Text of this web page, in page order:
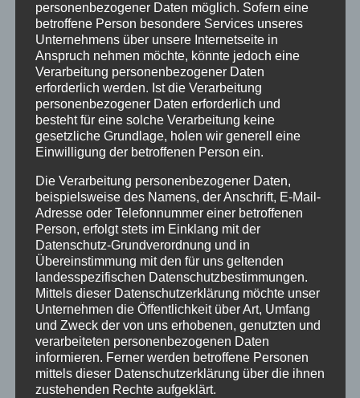
Heute, vor 80 Jahren, am 6.9.1942, wurden die
letzten jüdischen Eschweger in das KZ
Theresienstadt deportiert. Gestern Abend
kamen junge und alte Eschweger Bürger und
Bürgerinnen vor der ehemaligen Synagoge,
der heutigen Neuapostolischen Kirche,
zusammen, um an die jüdischen Vertriebenen
und Ermordeten zu erinnern. Jugendliche der
Anne-Frank-Schule und der Evang.
Stadtkirchengemeinde lasen
Zeitzeugenberichte. Bürgermeister Alexander
Heppe richtete eindringliche Worte an alle,
heute Verantwortung für Freiheit und
Achtung der Menschenwürde zu übernehmen
und jeder Form von Antisemitismus und
Judenhass entgegenzutreten. Zum Abschluss
gingen die Teilnehmenden zum Bahnhof, von
wo die jüdischen Frauen und Männer
abtransportiert wurden und legten an dem
Koffer-Mahnmal Steine mit den Namen der
personenbezogener Daten möglich. Sofern eine
betroffene Person besondere Services unseres
Unternehmens über unsere Internetseite in
Anspruch nehmen möchte, könnte jedoch eine
Verarbeitung personenbezogener Daten
erforderlich werden. Ist die Verarbeitung
personenbezogener Daten erforderlich und
besteht für eine solche Verarbeitung keine
gesetzliche Grundlage, holen wir generell eine
Einwilligung der betroffenen Person ein.
Die Verarbeitung personenbezogener Daten,
beispielsweise des Namens, der Anschrift, E-Mail-
Adresse oder Telefonnummer einer betroffenen
Person, erfolgt stets im Einklang mit der
Datenschutz-Grundverordnung und in
Übereinstimmung mit den für uns geltenden
landesspezifischen Datenschutzbestimmungen.
Mittels dieser Datenschutzerklärung möchte unser
Unternehmen die Öffentlichkeit über Art, Umfang
und Zweck der von uns erhobenen, genutzten und
verarbeiteten personenbezogenen Daten
informieren. Ferner werden betroffene Personen
mittels dieser Datenschutzerklärung über die ihnen
zustehenden Rechte aufgeklärt.